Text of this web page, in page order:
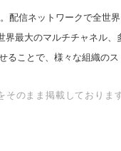
配信ネットワークで全世
最大のマルチチャネル
ことで、様々な組織のス
のまま掲載しておりま